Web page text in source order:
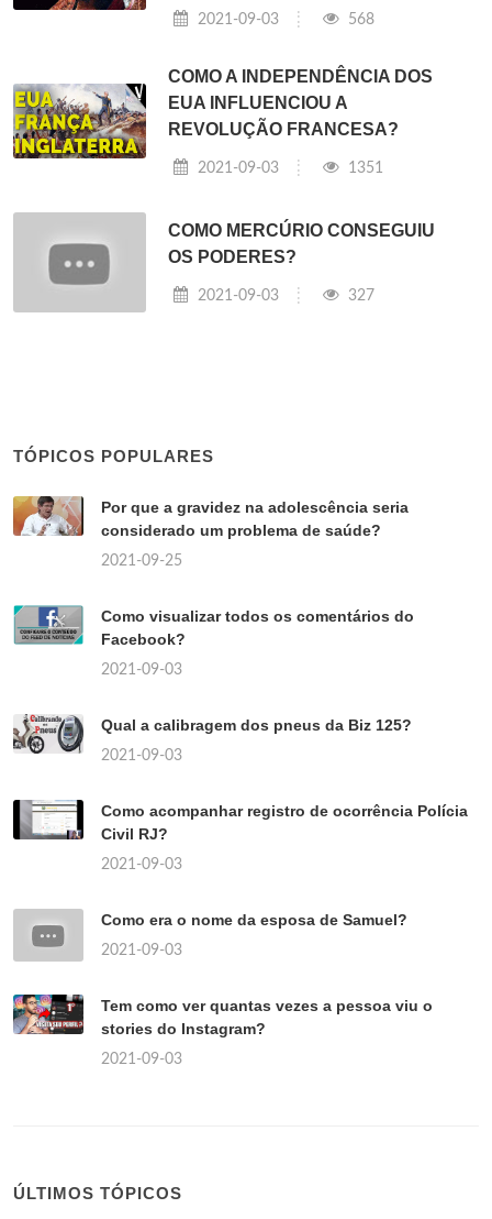
2021-09-03 568
COMO A INDEPENDÊNCIA DOS
EUA INFLUENCIOU A
REVOLUÇÃO FRANCESA?
2021-09-03 1351
COMO MERCÚRIO CONSEGUIU
OS PODERES?
2021-09-03 327
TÓPICOS POPULARES
Por que a gravidez na adolescência seria
considerado um problema de saúde?
2021-09-25
Como visualizar todos os comentários do
Facebook?
2021-09-03
Qual a calibragem dos pneus da Biz 125?
2021-09-03
Como acompanhar registro de ocorrência Polícia
Civil RJ?
2021-09-03
Como era o nome da esposa de Samuel?
2021-09-03
Tem como ver quantas vezes a pessoa viu o
stories do Instagram?
2021-09-03
ÚLTIMOS TÓPICOS